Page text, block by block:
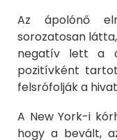
Az ápolónő
sorozatosan
negatív lett a
pozitívként
felsrófolják a
A New York-i
hogy a bevált,